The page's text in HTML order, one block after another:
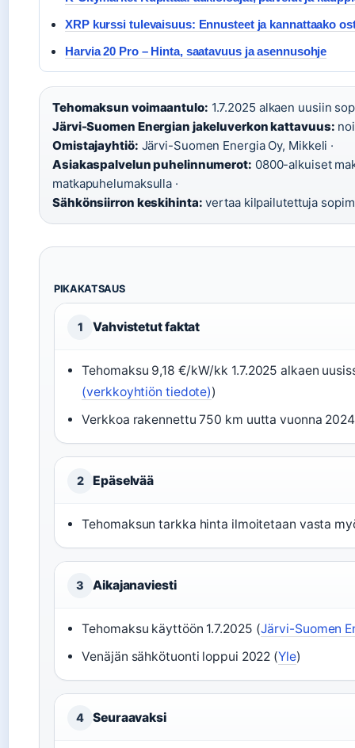
XRP kurssi tulevaisuus: Ennusteet ja kannattaako
Harvia 20 Pro – Hinta, saatavuus ja asennusohje
Tehomaksun voimaantulo: 1.7.2025 alkaen uusiin
Järvi-Suomen Energian jakeluverkon kattavuus:
Omistajayhtiö: Järvi-Suomen Energia Oy, Mikkeli ·
Asiakaspalvelun puhelinnumerot: 0800-alkuiset
matkapuhelumaksulla ·
Sähkönsiirron keskihinta: vertaa kilpailutettuja
PIKAKATSAUS
1 Vahvistetut faktat
Tehomaksu 9,18 €/kW/kk 1.7.2025 alkaen
(verkkoyhtiön tiedote))
Verkkoa rakennettu 750 km uutta vuonna
2 Epäselvää
Tehomaksun tarkka hinta ilmoitetaan vasta
3 Aikajanaviesti
Tehomaksu käyttöön 1.7.2025 (Järvi-Suomen
Venäjän sähkötuonti loppui 2022 (Yle)
4 Seuraavaksi